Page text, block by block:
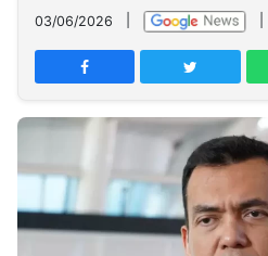
Network
PT
TREETAN
INDONESIA
Partner
03/06/2026